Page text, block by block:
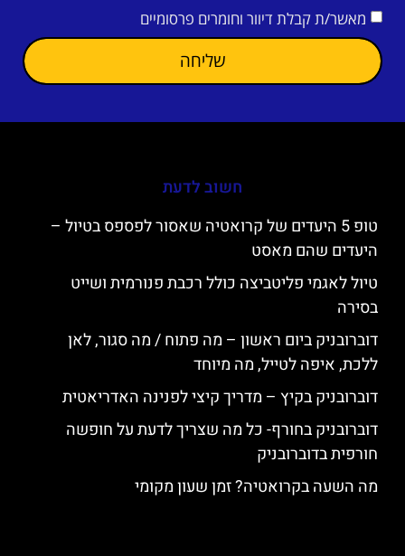
מאשר/ת קבלת דיוור וחומרים פרסומיים
שליחה
חשוב לדעת
טופ 5 היעדים של קרואטיה שאסור לפספס בטיול –
היעדים שהם מאסט
טיול לאגמי פליטביצה כולל רכבת פנורמית ושייט
בסירה
דוברובניק ביום ראשון – מה פתוח / מה סגור, לאן
ללכת, איפה לטייל, מה מיוחד
דוברובניק בקיץ – מדריך קיצי לפנינה האדריאטית
דוברובניק בחורף- כל מה שצריך לדעת על חופשה
חורפית בדוברובניק
מה השעה בקרואטיה? זמן שעון מקומי